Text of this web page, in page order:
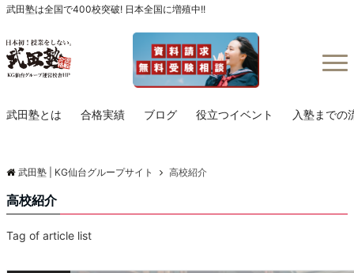
武田塾は全国で400校突破! 日本全国に増殖中!!
武田塾とは 合格実績 ブログ 役立つイベント 入塾までの
武田塾 | KG仙台グループサイト 高校紹介
高校紹介
Tag of article list